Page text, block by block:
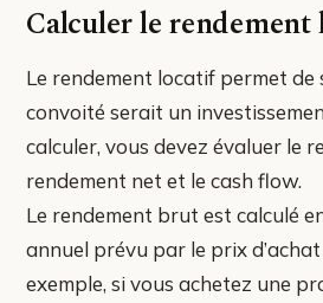
Calculer le
Le rendement locatif permet de
convoité serait un
calculer, vous devez évaluer le
rendement net et le cash flow.
Le rendement brut est calculé
annuel prévu par le prix
exemple, si vous achetez une